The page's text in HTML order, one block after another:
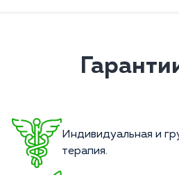
Индивидуальная и
терапия.